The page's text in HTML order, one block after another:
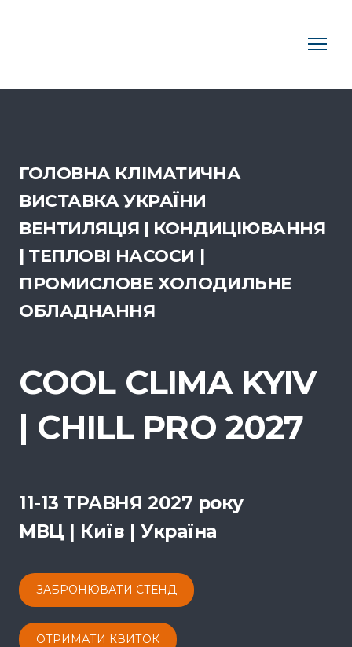
ГОЛОВНА КЛІМАТИЧНА
ВИСТАВКА УКРАЇНИ
ВЕНТИЛЯЦІЯ | КОНДИЦІЮВАННЯ
| ТЕПЛОВІ НАСОСИ |
ПРОМИСЛОВЕ ХОЛОДИЛЬНЕ
ОБЛАДНАННЯ
COOL CLIMA KYIV
| CHILL PRO 2027
11-13 ТРАВНЯ 2027 року
МВЦ | Київ | Україна
ЗАБРОНЮВАТИ СТЕНД
ОТРИМАТИ КВИТОК